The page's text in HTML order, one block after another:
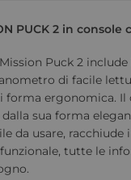
PUCK 2 in
Puck 2
di facile
ergonomica. Il
sua forma
da usare, racchiude
tutte le